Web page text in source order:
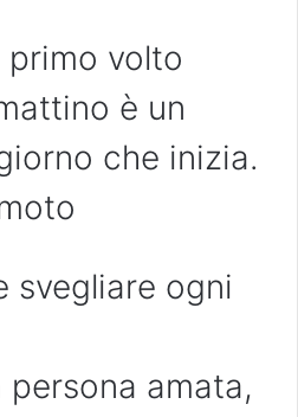
primo volto
è un
che inizia.
svegliare ogni
amata,